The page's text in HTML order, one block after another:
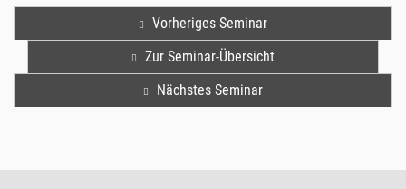
Vorheriges Seminar
Zur Seminar-Übersicht
Nächstes Seminar